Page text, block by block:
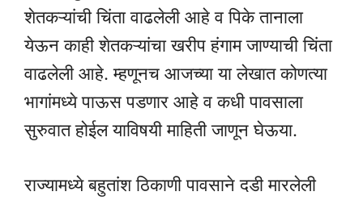
शेतकऱ्यांची चिंता वाढलेली आहे व पिके तानाला
येऊन काही शेतकऱ्यांचा खरीप हंगाम जाण्याची चिंता
वाढलेली आहे. म्हणूनच आजच्या या लेखात कोणत्या
भागांमध्ये पाऊस पडणार आहे व कधी पावसाला
सुरुवात होईल याविषयी माहिती जाणून घेऊया.
राज्यामध्ये बहुतांश ठिकाणी पावसाने दडी मारलेली